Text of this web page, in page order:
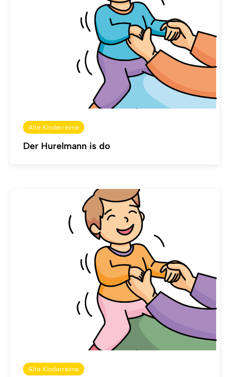
Alte Kinderreime
Der Hurelmann is do
Alte Kinderreime